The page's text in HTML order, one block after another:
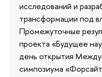
исследований и
трансформации под
Промежуточные
проекта «Будущее
день открытия
симпозиума